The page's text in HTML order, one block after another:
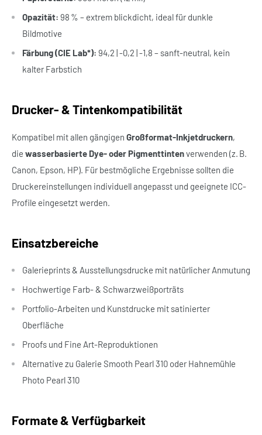
Opazität: 98 % – extrem blickdicht, ideal für dunkle
Bildmotive
Färbung (CIE Lab*): 94,2 | -0,2 | -1,8 – sanft-neutral, kein
kalter Farbstich
Drucker- & Tintenkompatibilität
Kompatibel mit allen gängigen Großformat-Inkjetdruckern,
die wasserbasierte Dye- oder Pigmenttintenverwenden (z. B.
Canon, Epson, HP). Für bestmögliche Ergebnisse sollten die
Druckereinstellungen individuell angepasst und geeignete ICC-
Profile eingesetzt werden.
Einsatzbereiche
Galerieprints & Ausstellungsdrucke mit natürlicher Anmutung
Hochwertige Farb- & Schwarzweißporträts
Portfolio-Arbeiten und Kunstdrucke mit satinierter
Oberfläche
Proofs und Fine Art-Reproduktionen
Alternative zu Galerie Smooth Pearl 310 oder Hahnemühle
Photo Pearl 310
Formate & Verfügbarkeit